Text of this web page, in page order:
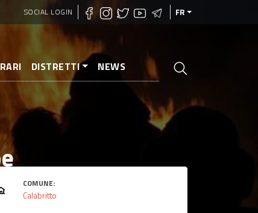
SOCIAL LOGIN FR
DISTRETTI NEWS
COMUNE:
Calabritto